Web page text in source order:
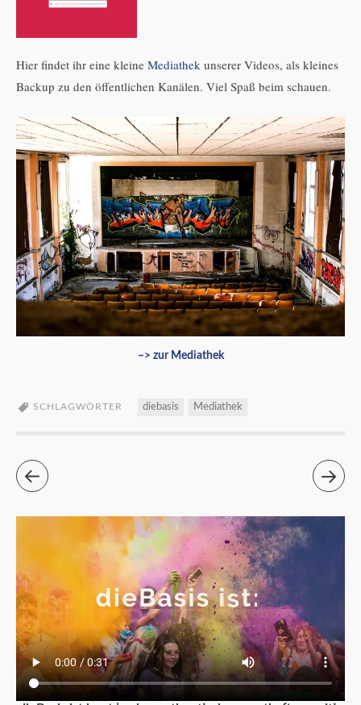
Hier findet ihr eine kleine Mediathek unserer Videos, als kleines
Backup zu den öffentlichen Kanälen. Viel Spaß beim schauen.
–> zur Mediathek
SCHLAGWÖRTER diebasis Mediathek